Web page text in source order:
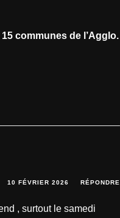
communes de l’Agglo.
10 FÉVRIER 2026 RÉPONDRE
, surtout le samedi